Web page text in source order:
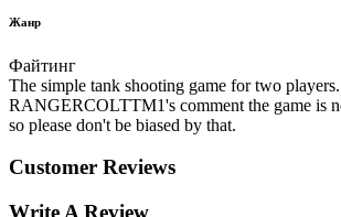
Жанр
Файтинг
The simple tank shooting game for two
RANGERCOLTTM1's comment the game is
so please don't be biased by that.
Customer Reviews
Write A Review